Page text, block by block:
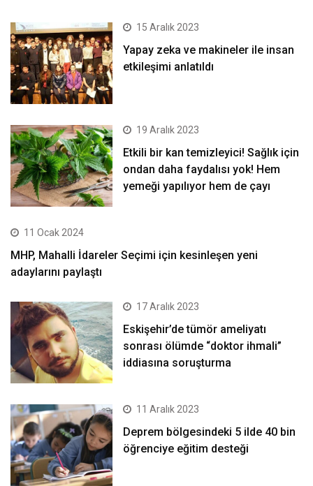
15 Aralık 2023
Yapay zeka ve makineler ile insan
etkileşimi anlatıldı
19 Aralık 2023
Etkili bir kan temizleyici! Sağlık için
ondan daha faydalısı yok! Hem
yemeği yapılıyor hem de çayı
11 Ocak 2024
MHP, Mahalli İdareler Seçimi için kesinleşen yeni
adaylarını paylaştı
17 Aralık 2023
Eskişehir’de tümör ameliyatı
sonrası ölümde “doktor ihmali”
iddiasına soruşturma
11 Aralık 2023
Deprem bölgesindeki 5 ilde 40 bin
öğrenciye eğitim desteği